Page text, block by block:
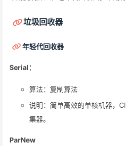
垃圾回收器
年轻代回收器
Serial：
算法：复制算法
说明：简单高效的单核机器，
集器。
ParNew